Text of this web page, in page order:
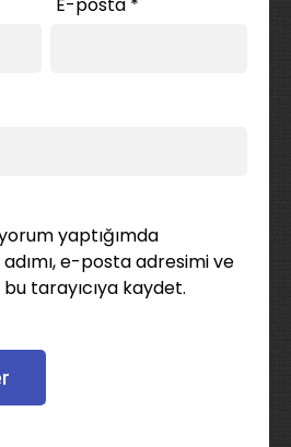
E-posta *
yaptığımda
e-posta adresimi ve
tarayıcıya kaydet.